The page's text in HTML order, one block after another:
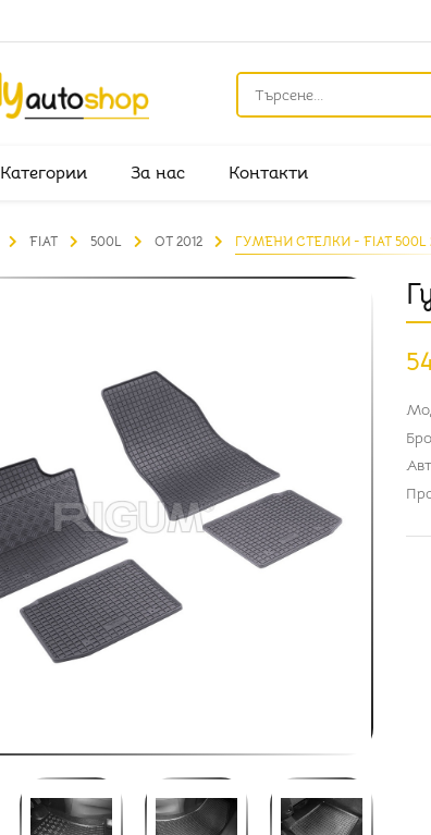
Категории За нас Контакти
FIAT 500L ОТ 2012 ГУМЕНИ СТЕЛКИ - FIAT 500L